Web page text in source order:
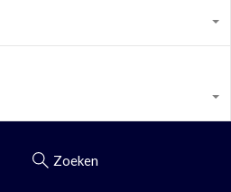
Zoeken